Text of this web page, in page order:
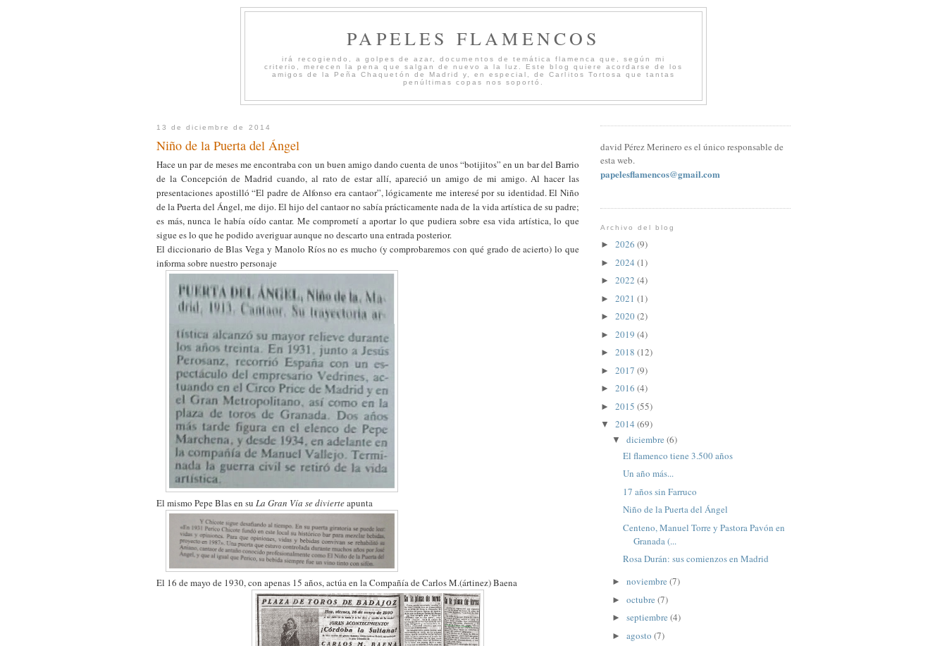
PAPELES FLAMENCOS
irá recogiendo, a golpes de azar, documentos de temática flamenca que, según mi
criterio, merecen la pena que salgan de nuevo a la luz. Este blog quiere acordarse de los
amigos de la Peña Chaquetón de Madrid y, en especial, de Carlitos Tortosa que tantas
penúltimas copas nos soportó.
13 de diciembre de 2014
Niño de la Puerta del Ángel
Hace un par de meses me encontraba con un buen amigo dando cuenta de unos “botijitos” en un bar del Barrio
de la Concepción de Madrid cuando, al rato de estar allí, apareció un amigo de mi amigo. Al hacer las
presentaciones apostilló “El padre de Alfonso era cantaor”, lógicamente me interesé por su identidad. El Niño
de la Puerta del Ángel, me dijo. El hijo del cantaor no sabía prácticamente nada de la vida artística de su padre;
es más, nunca le había oído cantar. Me comprometí a aportar lo que pudiera sobre esa vida artística, lo que
sigue es lo que he podido averiguar aunque no descarto una entrada posterior.
El diccionario de Blas Vega y Manolo Ríos no es mucho (y comprobaremos con qué grado de acierto) lo que
informa sobre nuestro personaje
El mismo Pepe Blas en su La Gran Vía se divierteapunta
El 16 de mayo de 1930, con apenas 15 años, actúa en la Compañía de Carlos M.(ártinez) Baena
david Pérez Merinero es el único responsable de
esta web.
papelesflamencos@gmail.com
Archivo del blog
► 2026 (9)
► 2024 (1)
► 2022 (4)
► 2021 (1)
► 2020(2)
► 2019 (4)
► 2018 (12)
► 2017 (9)
► 2016 (4)
► 2015 (55)
▼ 2014 (69)
▼ diciembre (6)
El flamenco tiene 3.500 años
Un año más...
17 años sin Farruco
Niño de la Puerta del Ángel
Centeno, Manuel Torre y Pastora Pavón en
Granada (...
Rosa Durán: sus comienzos en Madrid
► noviembre (7)
► octubre (7)
► septiembre (4)
► agosto (7)